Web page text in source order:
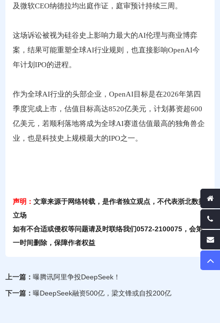
及微软CEO纳德拉均出庭作证，庭审预计持续三周。
这场诉讼被视为硅谷史上影响力最大的AI伦理与商业博弈
案，结果可能重塑全球AI行业规则，也直接影响OpenAI今
年计划IPO的进程。
作为全球AI行业的头部企业，OpenAI目标是在2026年第四
季度完成上市，估值目标高达8520亿美元，计划募资超600
亿美元，若顺利落地将成为全球AI赛道估值最高的独角兽企
业，也是科技史上规模最大的IPO之一。
声明：文章来源于网络转载，是作者独立观点，不代表浙北数据
立场
如有不合适或侵权等问题请及时联络我们0572-2100075，会第
一时间删除，保障作者权益
上一篇：曝腾讯阿里争投DeepSeek！
下一篇：曝DeepSeek融资500亿，梁文锋或自投200亿